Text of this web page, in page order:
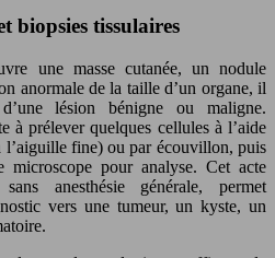
biopsies tissulaires
une masse cutanée, un nodule
anormale de la taille d’un organe, il
lésion bénigne ou maligne.
à prélever quelques cellules à l’aide
fine) ou par écouvillon, puis
pour analyse. Cet acte
anesthésie générale, permet
vers une tumeur, un kyste, un